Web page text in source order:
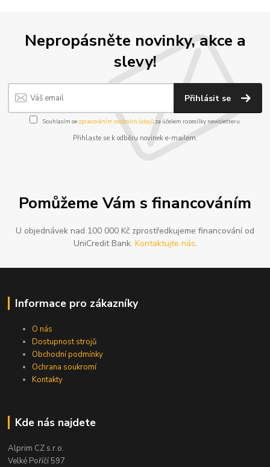
Nepropásněte novinky, akce a
slevy!
Přihlásit se
Souhlasím se zpracováním osobních údajůza účelem rozesílky newsletteru.
Přihlaste se k odběru novinek e-mailem.
Pomůžeme Vám s financováním
U objednávek nad 100 000 Kč zprostředkujeme financování od
UniCredit Bank. Kontaktujte nás.
Informace pro zákazníky
O nás
Dostupnost strojů
Obchodní podmínky
Ochrana soukromí
Kontakty
Kde nás najdete
Alprim CZ s.r.o.
Velké Poříčí 597